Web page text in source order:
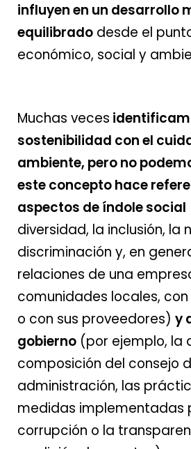
influyen en un desarrollo
equilibrado desde el
económico, social y
Muchas veces
sostenibilidad con el
ambiente, pero no
este concepto hace
aspectos de índole social
diversidad, la inclusión, la
discriminación y, en
relaciones de una
comunidades locales,
o con sus proveedores) y
gobierno (por ejemplo, la
composición del consejo
administración, las
medidas implementadas
corrupción o la